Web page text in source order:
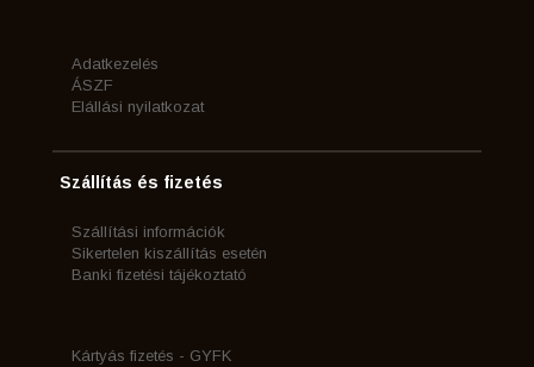
Adatkezelés
ÁSZF
Elállási nyilatkozat
Szállítás és fizetés
Szállítási információk
Sikertelen kiszállítás esetén
Banki fizetési tájékoztató
Kártyás fizetés - GYFK